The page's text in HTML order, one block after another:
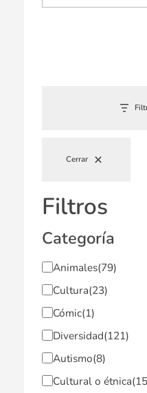
Cerrar
Filtros
Categoría
Animales(79)
Cultura(23)
Cómic(1)
Diversidad(121)
Autismo(8)
Cultural o étnica